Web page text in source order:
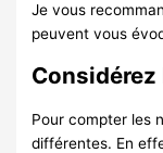
Je vous
peuvent vous
Pour compter les
différentes. En